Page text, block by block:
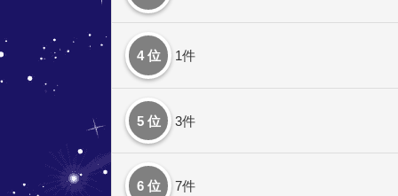
4 位 1件
5 位 3件
6 位 7件